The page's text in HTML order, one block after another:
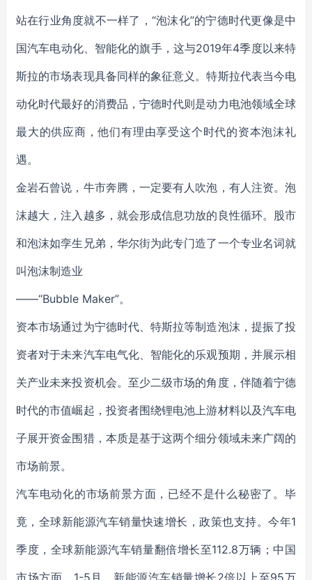
站在行业角度就不一样了，“泡沫化”的宁德时代更像是中
国汽车电动化、智能化的旗手，这与2019年4季度以来特
斯拉的市场表现具备同样的象征意义。特斯拉代表当今电
动化时代最好的消费品，宁德时代则是动力电池领域全球
最大的供应商，他们有理由享受这个时代的资本泡沫礼
遇。
金岩石曾说，牛市奔腾，一定要有人吹泡，有人注资。泡
沫越大，注入越多，就会形成信息功放的良性循环。股市
和泡沫如孪生兄弟，华尔街为此专门造了一个专业名词就
叫泡沫制造业
——“Bubble Maker”。
资本市场通过为宁德时代、特斯拉等制造泡沫，提振了投
资者对于未来汽车电气化、智能化的乐观预期，并展示相
关产业未来投资机会。至少二级市场的角度，伴随着宁德
时代的市值崛起，投资者围绕锂电池上游材料以及汽车电
子展开资金围猎，本质是基于这两个细分领域未来广阔的
市场前景。
汽车电动化的市场前景方面，已经不是什么秘密了。毕
竟，全球新能源汽车销量快速增长，政策也支持。今年1
季度，全球新能源汽车销量翻倍增长至112.8万辆；中国
市场方面，1-5月，新能源汽车销量增长2倍以上至95万